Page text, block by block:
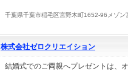
千葉県千葉市稲毛区宮野木町1652-96メゾン
株式会社ゼロクリエイション
結婚式でのご両親へプレゼントは、